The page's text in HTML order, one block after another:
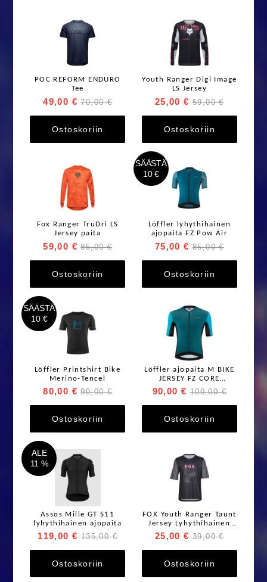
POC REFORM ENDURO
Tee
49,00 € 70,00 €
Ostoskoriin
Youth Ranger Digi Image
LS Jersey
25,00 € 59,00 €
Ostoskoriin
Fox Ranger TruDri LS
Jersey paita
59,00 € 85,00 €
Ostoskoriin
SÄÄSTÄ
10 €
Löffler lyhythihainen
ajopaita FZ Pow Air
75,00 € 85,00 €
Ostoskoriin
SÄÄSTÄ
10 €
Löffler Printshirt Bike
Merino-Tencel
80,00 € 90,00 €
Ostoskoriin
Löffler ajopaita M BIKE
JERSEY FZ CORE
HOTBOND
90,00 € 100,00 €
Ostoskoriin
ALE
11 %
Assos Mille GT S11
lyhythihainen ajopaita
119,00 € 135,00 €
Ostoskoriin
FOX Youth Ranger Taunt
Jersey Lyhythihainen
ajopaita
25,00 € 39,00 €
Ostoskoriin